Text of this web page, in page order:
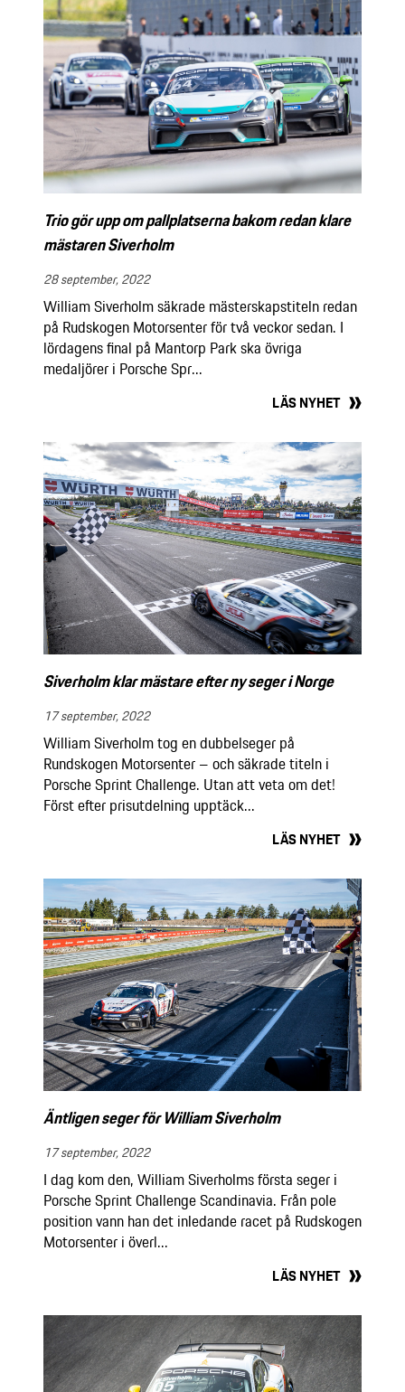
Trio gör upp om pallplatserna bakom redan klare
mästaren Siverholm
28 september, 2022
William Siverholm säkrade mästerskapstiteln redan
på Rudskogen Motorsenter för två veckor sedan. I
lördagens final på Mantorp Park ska övriga
medaljörer i Porsche Spr...
LÄS NYHET
Siverholm klar mästare efter ny seger i Norge
17 september, 2022
William Siverholm tog en dubbelseger på
Rundskogen Motorsenter – och säkrade titeln i
Porsche Sprint Challenge. Utan att veta om det!
Först efter prisutdelning upptäck...
LÄS NYHET
Äntligen seger för William Siverholm
17 september, 2022
I dag kom den, William Siverholms första seger i
Porsche Sprint Challenge Scandinavia. Från pole
position vann han det inledande racet på Rudskogen
Motorsenter i överl...
LÄS NYHET